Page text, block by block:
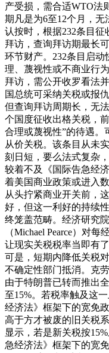
产受损，需合适WTO法
期凡是为6至12个月，
认按时，根据232条目
拜访，查询拜访期最长
环节财产。232条目启
理、蔑视性或不商业行
拜访，需公开收罗看法
国总统可采纳关税或报
但查询拜访周期长，无
个国度征收出格关税，
合理或蔑视性”的待遇。
从价关税。该条目从未
刻日短，要么法式复杂
较着不及《国际告急经
着美国商业政策或进入
从头拧紧商业开关前，
好，但这一利好的持续
终笼盖范畴。经济研究
（Michael Pearce）对
让现实关税税率当即有
可是，短期内降低关税
不确定性部门抵消。克
由于特朗普已转而推出
至15%。若税率触及这
经济法》框架下的宽免
高于方才被废的旧关税
显示，若是新关税按
急经济法》框架下的宽